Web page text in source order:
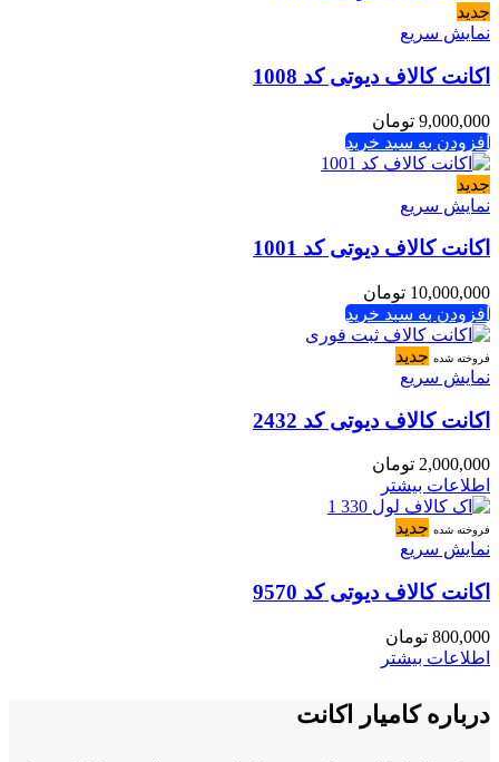
جدید
نمایش سریع
اکانت کالاف دیوتی کد 1008
9,000,000 تومان
افزودن به سبد خرید
جدید
نمایش سریع
اکانت کالاف دیوتی کد 1001
10,000,000 تومان
افزودن به سبد خرید
فروخته شده جدید
نمایش سریع
اکانت کالاف دیوتی کد 2432
2,000,000 تومان
اطلاعات بیشتر
فروخته شده جدید
نمایش سریع
اکانت کالاف دیوتی کد 9570
800,000 تومان
اطلاعات بیشتر
درباره کامیار اکانت